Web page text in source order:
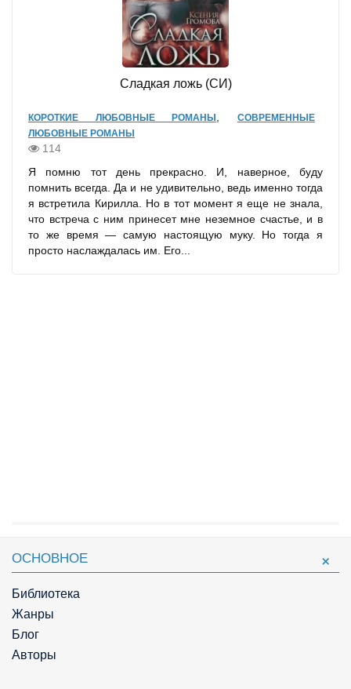
Сладкая ложь (СИ)
КОРОТКИЕ ЛЮБОВНЫЕ РОМАНЫ ,СОВРЕМЕННЫЕ
ЛЮБОВНЫЕ РОМАНЫ
114
Я помню тот день прекрасно. И, наверное, буду
помнить всегда. Да и не удивительно, ведь именно тогда
я встретила Кирилла. Но в тот момент я еще не знала,
что встреча с ним принесет мне неземное счастье, и в
то же время — самую настоящую муку. Но тогда я
просто наслаждалась им. Его...
ОСНОВНОЕ
Библиотека
Жанры
Блог
Авторы